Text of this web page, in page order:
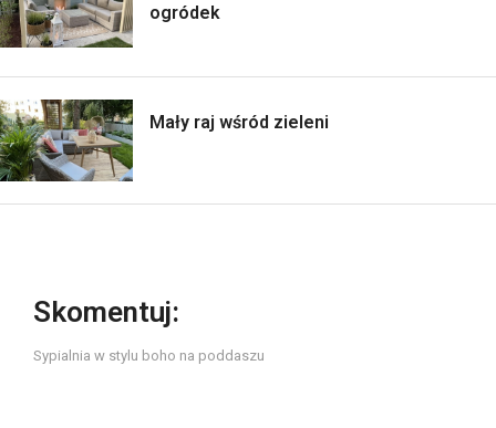
ogródek
Mały raj wśród zieleni
Skomentuj:
Sypialnia w stylu boho na poddaszu